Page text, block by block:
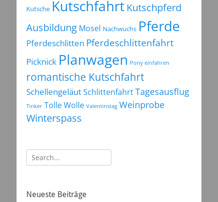
Kutsche Kutschfahrt Kutschpferd
Ausbildung Mosel Nachwuchs Pferde
Pferdeschlitten Pferdeschlittenfahrt
Picknick Planwagen Pony einfahren
romantische Kutschfahrt
SchellengeläutSchlittenfahrtTagesausflug
Tinker Tolle Wolle Valentinstag Weinprobe
Winterspass
Suchen
nach:
Neueste Beiträge